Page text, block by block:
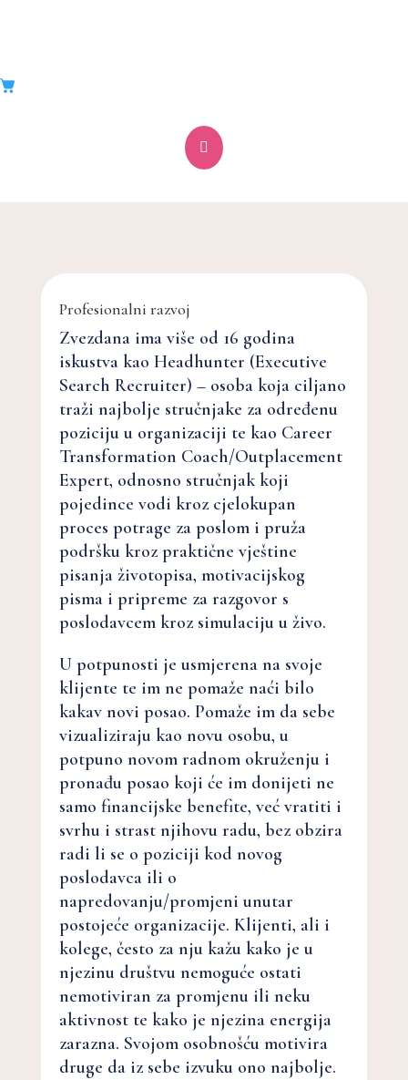

Zvezdana Lalić
Profesionalni razvoj
Zvezdana ima više od 16 godina
iskustva kao Headhunter (Executive
Search Recruiter) – osoba koja ciljano
traži najbolje stručnjake za određenu
poziciju u organizaciji te kao Career
Transformation Coach/Outplacement
Expert, odnosno stručnjak koji
pojedince vodi kroz cjelokupan
proces potrage za poslom i pruža
podršku kroz praktične vještine
pisanja životopisa, motivacijskog
pisma i pripreme za razgovor s
poslodavcem kroz simulaciju u živo.
U potpunosti je usmjerena na svoje
klijente te im ne pomaže naći bilo
kakav novi posao. Pomaže im da sebe
vizualiziraju kao novu osobu, u
potpuno novom radnom okruženju i
pronađu posao koji će im donijeti ne
samo financijske benefite, već vratiti i
svrhu i strast njihovu radu, bez obzira
radi li se o poziciji kod novog
poslodavca ili o
napredovanju/promjeni unutar
postojeće organizacije. Klijenti, ali i
kolege, često za nju kažu kako je u
njezinu društvu nemoguće ostati
nemotiviran za promjenu ili neku
aktivnost te kako je njezina energija
zarazna. Svojom osobnošću motivira
druge da iz sebe izvuku ono najbolje.